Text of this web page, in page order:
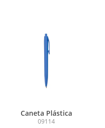
Caneta Plástica
09114